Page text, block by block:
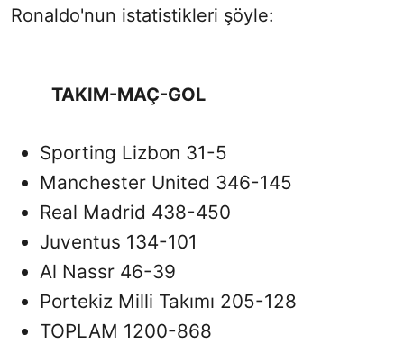
Ronaldo'nun istatistikleri şöyle:
TAKIM-MAÇ-GOL
Sporting Lizbon 31-5
Manchester United 346-145
Real Madrid 438-450
Juventus 134-101
Al Nassr 46-39
Portekiz Milli Takımı 205-128
TOPLAM 1200-868